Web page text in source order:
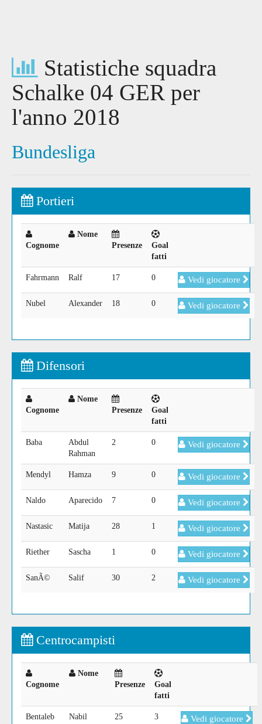
Statistiche squadra
Schalke 04 GER per
l'anno 2018
Bundesliga
Portieri
Cognome
Nome
Presenze
Goal
fatti
Fahrmann Ralf 17 0 Vedi giocatore
Nubel Alexander 18 0 Vedi giocatore
Difensori
Cognome
Nome
Presenze
Goal
fatti
Baba
Abdul
Rahman
2 0 Vedi giocatore
Mendyl Hamza 9 0 Vedi giocatore
Naldo Aparecido 7 0 Vedi giocatore
Nastasic Matija 28 1 Vedi giocatore
Riether Sascha 1 0 Vedi giocatore
SanÃ© Salif 30 2 Vedi giocatore
Centrocampisti
Cognome
Nome
Presenze
Goal
fatti
Bentaleb Nabil 25 3 Vedi giocatore